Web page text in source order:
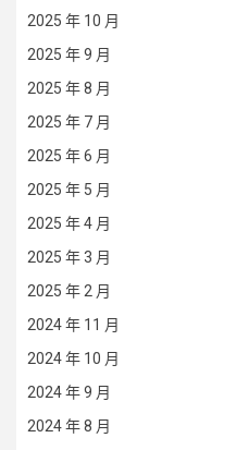
2025 年 10 月
2025 年 9 月
2025 年 8 月
2025 年 7 月
2025 年 6 月
2025 年 5 月
2025 年 4 月
2025 年 3 月
2025 年 2 月
2024 年 11 月
2024 年 10 月
2024 年 9 月
2024 年 8 月